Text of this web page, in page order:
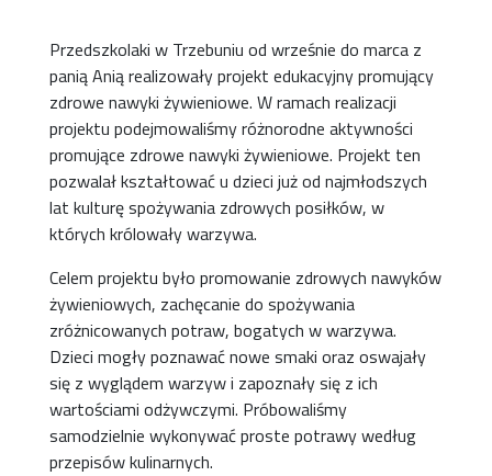
Przedszkolaki w Trzebuniu od wrześnie do marca z
panią Anią realizowały projekt edukacyjny promujący
zdrowe nawyki żywieniowe. W ramach realizacji
projektu podejmowaliśmy różnorodne aktywności
promujące zdrowe nawyki żywieniowe. Projekt ten
pozwalał kształtować u dzieci już od najmłodszych
lat kulturę spożywania zdrowych posiłków, w
których królowały warzywa.
Celem projektu było promowanie zdrowych nawyków
żywieniowych, zachęcanie do spożywania
zróżnicowanych potraw, bogatych w warzywa.
Dzieci mogły poznawać nowe smaki oraz oswajały
się z wyglądem warzyw i zapoznały się z ich
wartościami odżywczymi. Próbowaliśmy
samodzielnie wykonywaćproste potrawywedług
przepisów kulinarnych.